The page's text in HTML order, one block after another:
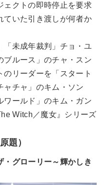
ェクトの即時停止を要求
ていた引き渡しが何者か
「未成年裁判」チョ・ユ
ブルース」のチャ・スン
のリーダーを「スタート
ャチャ」のキム・ソン
ワールド」のキム・ガン
Witch／魔女』シリーズ
題）
・グローリー～輝かしき